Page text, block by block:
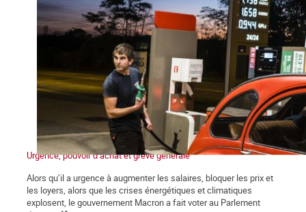
Urgence, pouvoir d’achat et grève générale
Alors qu’il a urgence à augmenter les salaires, bloquer les prix et
les loyers, alors que les crises énergétiques et climatiques
explosent, le gouvernement Macron a fait voter au Parlement